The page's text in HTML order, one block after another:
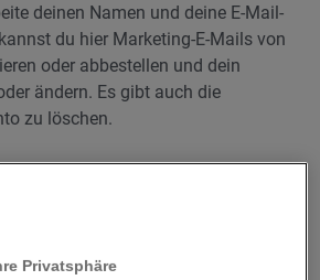
deinen Namen und deine E-Mail-
du hier Marketing-E-Mails von
oder abbestellen und dein
ändern. Es gibt auch die
zu löschen.
Privatsphäre